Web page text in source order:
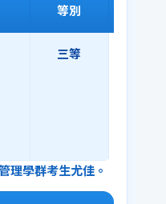
等別
三等
理學群考生尤佳。